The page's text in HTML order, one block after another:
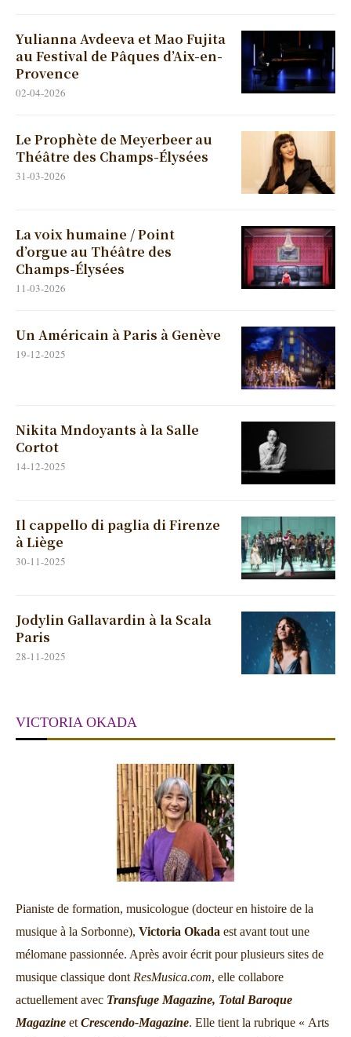
Yulianna Avdeeva et Mao Fujita
au Festival de Pâques d’Aix-en-
Provence
02-04-2026
Le Prophète de Meyerbeer au
Théâtre des Champs-Élysées
31-03-2026
La voix humaine / Point
d’orgue au Théâtre des
Champs-Élysées
11-03-2026
Un Américain à Paris à Genève
19-12-2025
Nikita Mndoyants à la Salle
Cortot
14-12-2025
Il cappello di paglia di Firenze
à Liège
30-11-2025
Jodylin Gallavardin à la Scala
Paris
28-11-2025
VICTORIA OKADA
Pianiste de formation, musicologue (docteur en histoire de la
musique à la Sorbonne), Victoria Okada est avant tout une
mélomane passionnée. Après avoir écrit pour plusieurs sites de
musique classique dont ResMusica.com, elle collabore
actuellement avec Transfuge Magazine, Total Baroque
Magazine et Crescendo-Magazine. Elle tient la rubrique « Arts